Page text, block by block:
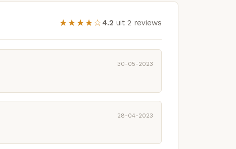
★★★★☆4.2 uit 2 reviews
30-05-2023
28-04-2023